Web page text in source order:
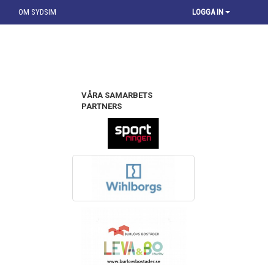
OM SYDSIM LOGGA IN
VÅRA SAMARBETS
PARTNERS